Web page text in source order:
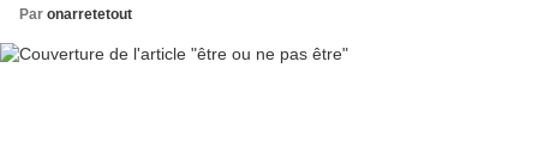
Par onarretetout